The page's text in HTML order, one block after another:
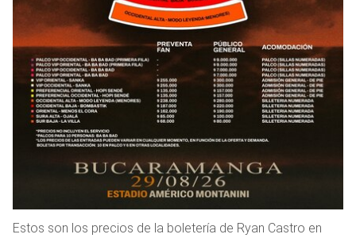
Estos son los precios de la boletería de Ryan Castro en